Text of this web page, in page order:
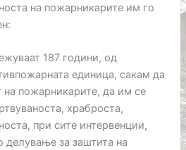
на пожарникарите им го
187 години, од
единица, сакам да
на пожарникарите, да им се
храброста,
при сите интервенции,
делување за заштита на